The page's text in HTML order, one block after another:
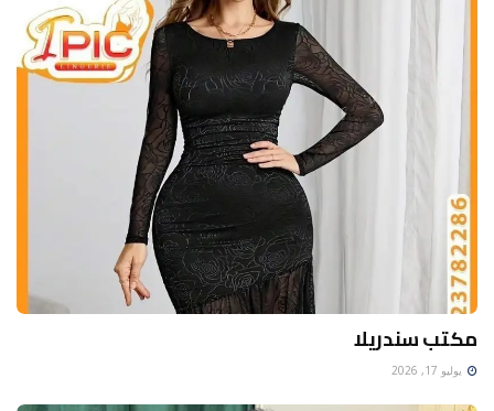
مكتب سندريلا
يوليو 17, 2026